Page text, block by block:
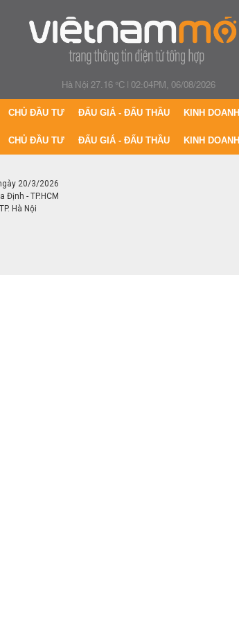
Hà Nội 27.16 °C|02:04PM, 06/08/2026
CHỦ ĐẦU TƯ ĐẤU GIÁ - ĐẤU THẦU KINH DOANH
CHỦ ĐẦU TƯ ĐẤU GIÁ - ĐẤU THẦU KINH DOANH
20/3/2026
Định - TP.HCM
Hà Nội